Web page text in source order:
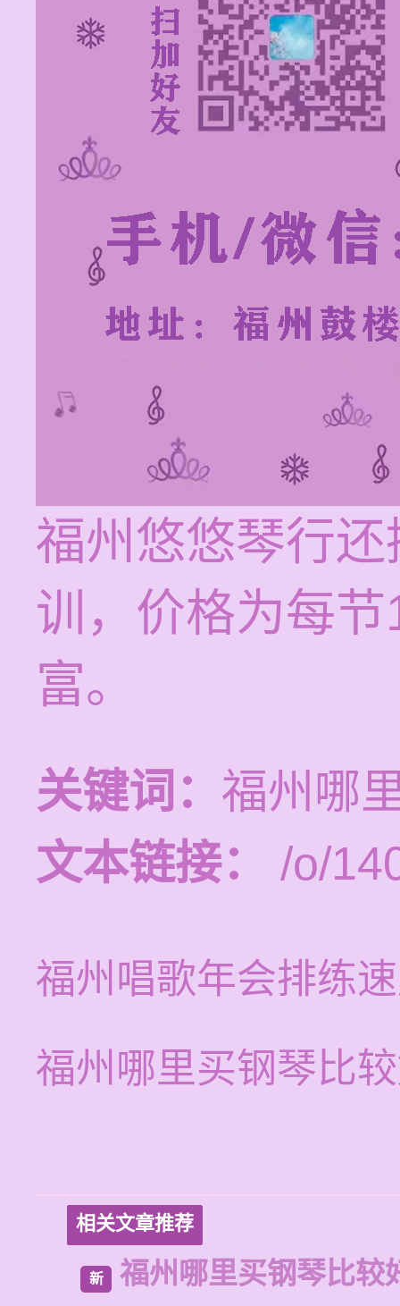
福州悠悠琴行
训，价格为每
富。
关键词： 福州哪
文本链接：
/o/
福州唱歌年会排练
福州哪里买钢琴比
相关文章推荐
新 福州哪里买钢琴比较